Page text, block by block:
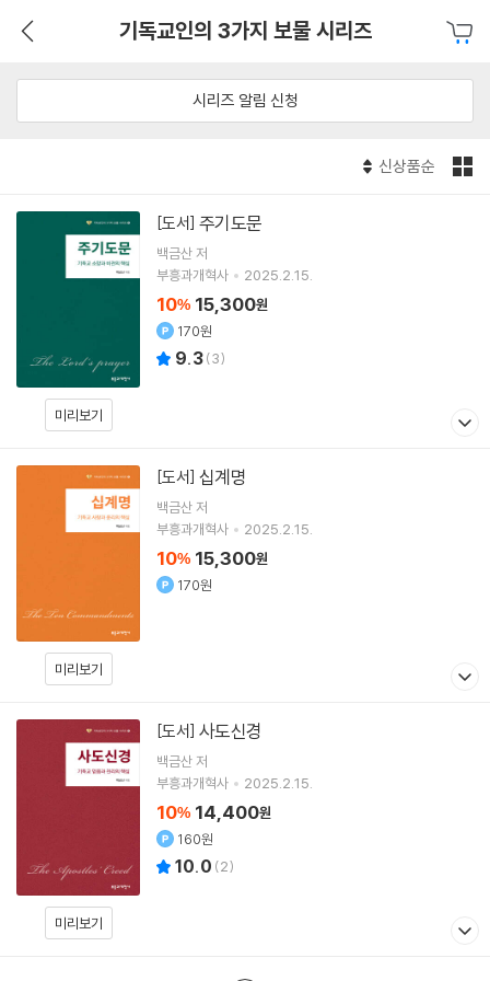
기독교인의 3가지 보물 시리즈
시리즈 알림 신청
신상품순
미리보기
[도서] 주기도문
백금산저
부흥과개혁사
2025.2.15.
10% 15,300원
170원
9.3(3)
미리보기
[도서] 십계명
백금산저
부흥과개혁사
2025.2.15.
10% 15,300원
170원
미리보기
[도서] 사도신경
백금산저
부흥과개혁사
2025.2.15.
10% 14,400원
160원
10.0 (2)